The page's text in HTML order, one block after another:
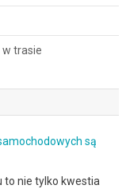
trasie
są
to nie tylko kwestia